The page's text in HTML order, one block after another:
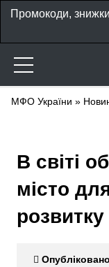
Промокоди,
МФО України »
В світі
місто
розвитку